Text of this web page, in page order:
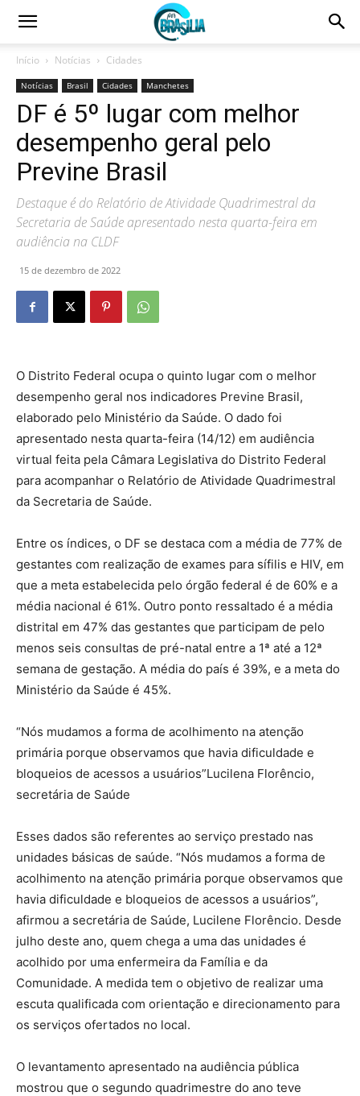
Início Notícias Cidades
Notícias Brasil Cidades Manchetes
DF é 5º lugar com melhor
desempenho geral pelo
Previne Brasil
Destaque é do Relatório de Atividade Quadrimestral da
Secretaria de Saúde apresentado nesta quarta-feira em
audiência na CLDF
15 de dezembro de 2022
O Distrito Federal ocupa o quinto lugar com o melhor
desempenho geral nos indicadores Previne Brasil,
elaborado pelo Ministério da Saúde. O dado foi
apresentado nesta quarta-feira (14/12) em audiência
virtual feita pela Câmara Legislativa do Distrito Federal
para acompanhar o Relatório de Atividade Quadrimestral
da Secretaria de Saúde.
Entre os índices, o DF se destaca com a média de 77% de
gestantes com realização de exames para sífilis e HIV, em
que a meta estabelecida pelo órgão federal é de 60% e a
média nacional é 61%. Outro ponto ressaltado é a média
distrital em 47% das gestantes que participam de pelo
menos seis consultas de pré-natal entre a 1ª até a 12ª
semana de gestação. A média do país é 39%, e a meta do
Ministério da Saúde é 45%.
“Nós mudamos a forma de acolhimento na atenção
primária porque observamos que havia dificuldade e
bloqueios de acessos a usuários”Lucilena Florêncio,
secretária de Saúde
Esses dados são referentes ao serviço prestado nas
unidades básicas de saúde. “Nós mudamos a forma de
acolhimento na atenção primária porque observamos que
havia dificuldade e bloqueios de acessos a usuários”,
afirmou a secretária de Saúde, Lucilene Florêncio. Desde
julho deste ano, quem chega a uma das unidades é
acolhido por uma enfermeira da Família e da
Comunidade. A medida tem o objetivo de realizar uma
escuta qualificada com orientação e direcionamento para
os serviços ofertados no local.
O levantamento apresentado na audiência pública
mostrou que o segundo quadrimestre do ano teve